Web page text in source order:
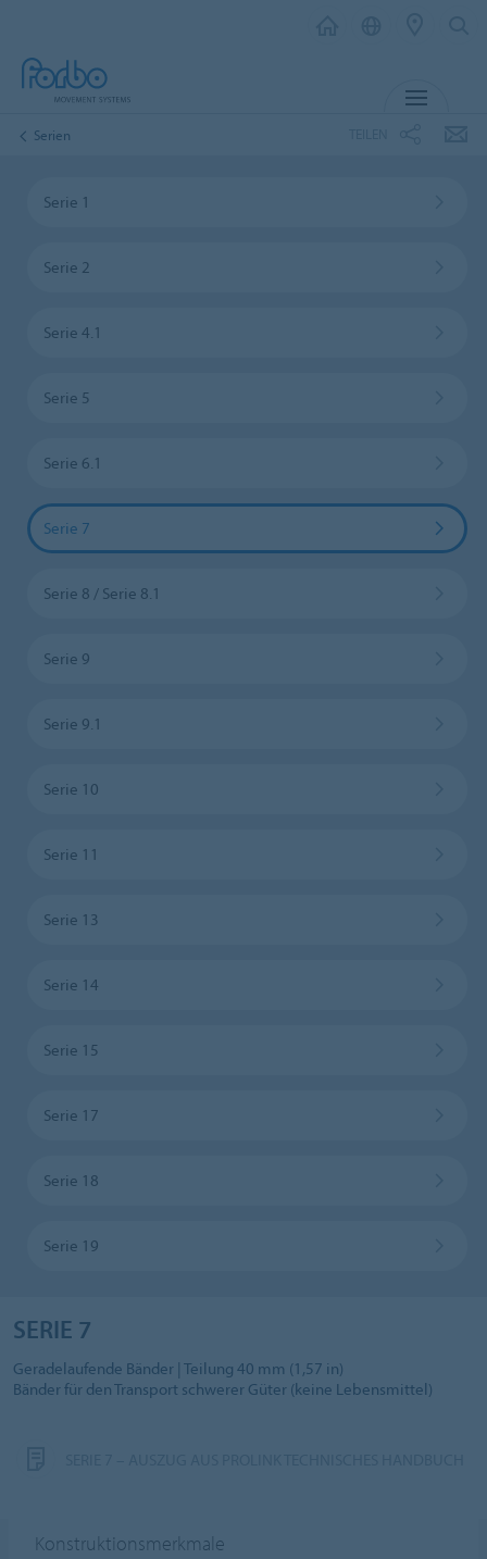
Serien
Serie 1
Serie 2
Serie 4.1
Serie 5
Serie 6.1
Serie 7
Serie 8 / Serie 8.1
Serie 9
Serie 9.1
Serie 10
Serie 11
Serie 13
Serie 14
Serie 15
Serie 17
Serie 18
Serie 19
SERIE 7
Geradelaufende Bänder | Teilung 40 mm (1,57 in)
Bänder für den Transport schwerer Güter (keine Lebensmittel)
Konstruktionsmerkmale